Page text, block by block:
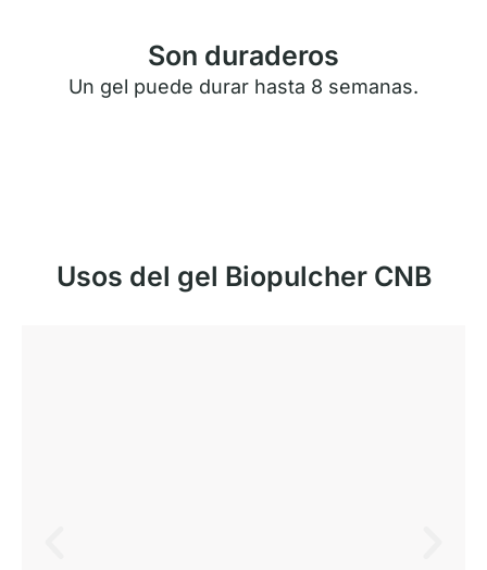
Son duraderos
Un gel puede durar hasta 8 semanas.
Usos del gel Biopulcher CNB